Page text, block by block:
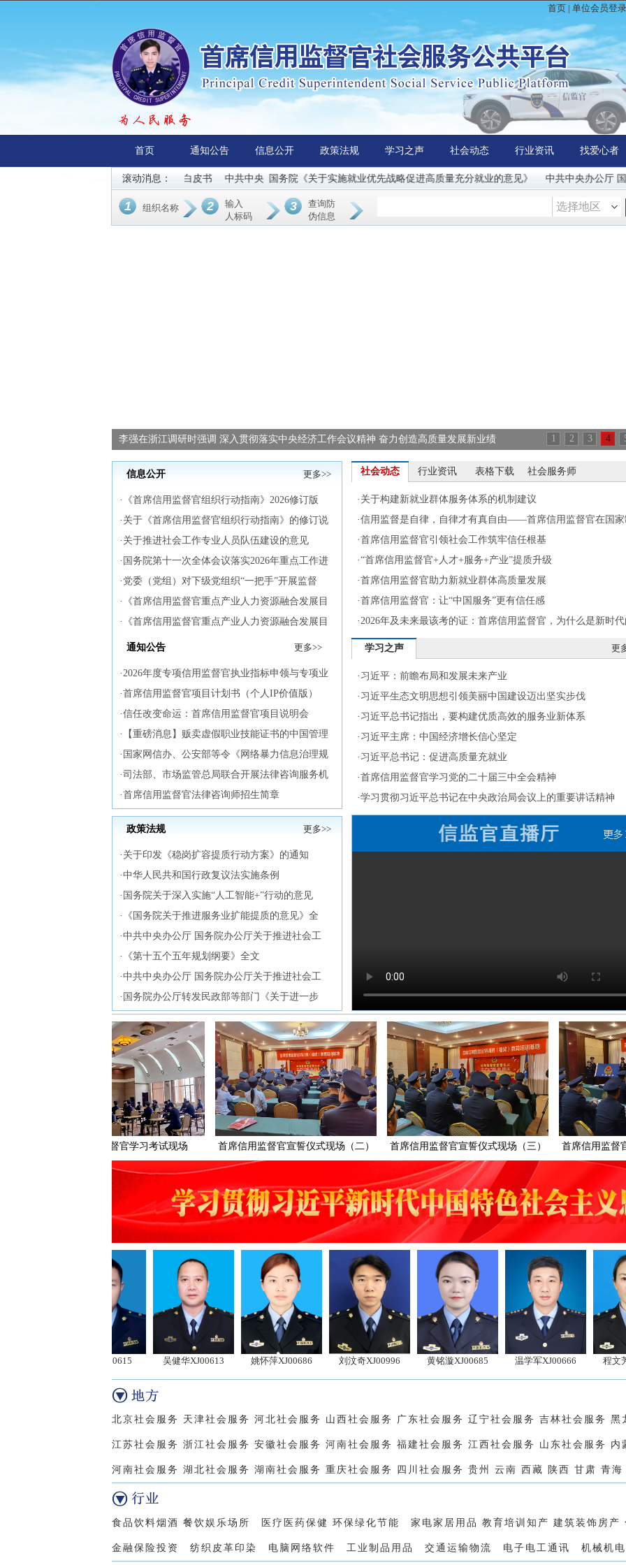
首页 | 单位会员登录
首页 通知公告 信息公开 政策法规 学习之声 社会动态 行业资讯 找爱心者
滚动消息：
2025年首席信用监督官白皮书 中共中央 国务院《关于实施就业优先战略促进高质量充分就业的意见》 中共中央办公厅 国务
1 组织名称 2
输入
人标码
3
查询防
伪信息
选择地区
李强在浙江调研时强调 深入贯彻落实中央经济工作会议精神 奋力创造高质量发展新业绩 1 2 3 4
信息公开 更多>>
·
《首席信用监督官组织行动指南》2026修订版
· 关于《首席信用监督官组织行动指南》的修订说
· 关于推进社会工作专业人员队伍建设的意见
· 国务院第十一次全体会议落实2026年重点工作进
· 党委（党组）对下级党组织“一把手”开展监督
·
《首席信用监督官重点产业人力资源融合发展目
·
《首席信用监督官重点产业人力资源融合发展目
通知公告 更多>>
·2026年度专项信用监督官执业指标申领与专项业
·首席信用监督官项目计划书（个人IP价值版）
·信任改变命运：首席信用监督官项目说明会
·
【重磅消息】贩卖虚假职业技能证书的中国管理
· 国家网信办、公安部等令《网络暴力信息治理规
·司法部、市场监管总局联合开展法律咨询服务机
·首席信用监督官法律咨询师招生简章
政策法规 更多>>
· 关于印发《稳岗扩容提质行动方案》的通知
·中华人民共和国行政复议法实施条例
· 国务院关于深入实施“人工智能+”行动的意见
·
《国务院关于推进服务业扩能提质的意见》全
·中共中央办公厅 国务院办公厅关于推进社会工
·
《第十五个五年规划纲要》全文
·中共中央办公厅 国务院办公厅关于推进社会工
· 国务院办公厅转发民政部等部门《关于进一步
社会动态 行业资讯 表格下载 社会服务师
· 关于构建新就业群体服务体系的机制建议
·信用监督是自律，自律才有真自由——首席信用监督官在国家
·首席信用监督官引领社会工作筑牢信任根基
·“首席信用监督官+人才+服务+产业”提质升级
·首席信用监督官助力新就业群体高质量发展
·首席信用监督官：让“中国服务”更有信任感
·2026年及未来最该考的证：首席信用监督官，为什么是新时
学习之声 更
· 习近平：前瞻布局和发展未来产业
· 习近平生态文明思想引领美丽中国建设迈出坚实步伐
· 习近平总书记指出，要构建优质高效的服务业新体系
· 习近平主席：中国经济增长信心坚定
· 习近平总书记：促进高质量充就业
·首席信用监督官学习党的二十届三中全会精神
·学习贯彻习近平总书记在中央政治局会议上的重要讲话精神
首席信用监督官学习考试现场 首席信用监督官宣誓仪式现场（二） 首席信用监督官宣誓仪式现场（三） 首席信用监督官宣誓
吴健华XJ00613 姚怀萍XJ00686 刘汶奇XJ00996 黄铭漩XJ00685 温学军XJ00666 程文芳
北京社会服务 天津社会服务 河北社会服务 山西社会服务 广东社会服务 辽宁社会服务 吉林社会服务 黑
江苏社会服务 浙江社会服务 安徽社会服务 河南社会服务 福建社会服务 江西社会服务 山东社会服务 内
河南社会服务 湖北社会服务 湖南社会服务 重庆社会服务 四川社会服务 贵州 云南 西藏 陕西 甘肃 青
食品饮料烟酒 餐饮娱乐场所 医疗医药保健 环保绿化节能 家电家居用品 教育培训知产 建筑装饰房产
金融保险投资 纺织皮革印染 电脑网络软件 工业制品用品 交通运输物流 电子电工通讯 机械机